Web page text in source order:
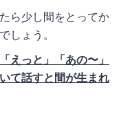
ら少し間をとってか
しょう。
えっと」「あの〜」
て話すと間が生まれ